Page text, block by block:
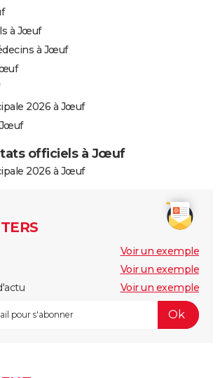
à Jœuf
à Jœuf
2026 à Jœuf
officiels à Jœuf
2026 à Jœuf
Voir un exemple
Voir un exemple
Voir un exemple